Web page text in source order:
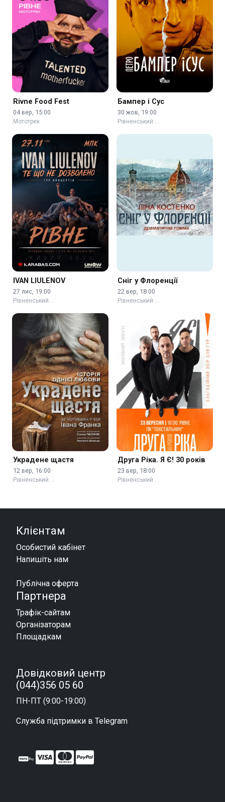
Rivne Food Fest
04 вер, 15:00
Мототрек
Бампер і Сус
30 жов, 19:00
Рівненський …
IVAN LIULENOV
27 лис, 19:00
Рівненський …
Сніг у Флоренції
22 вер, 18:00
Рівненський …
Украдене щастя
12 вер, 16:00
Рівненський …
Друга Ріка. Я Є! 30 років
23 вер, 18:00
Рівненський …
Клієнтам
Особистий кабінет
Напишіть нам
Публічна оферта
Партнера
Трафік-сайтам
Організаторам
Площадкам
Довідковий центр
(044)356 05 60
ПН-ПТ (9:00-19:00)
Служба підтримки в Telegram